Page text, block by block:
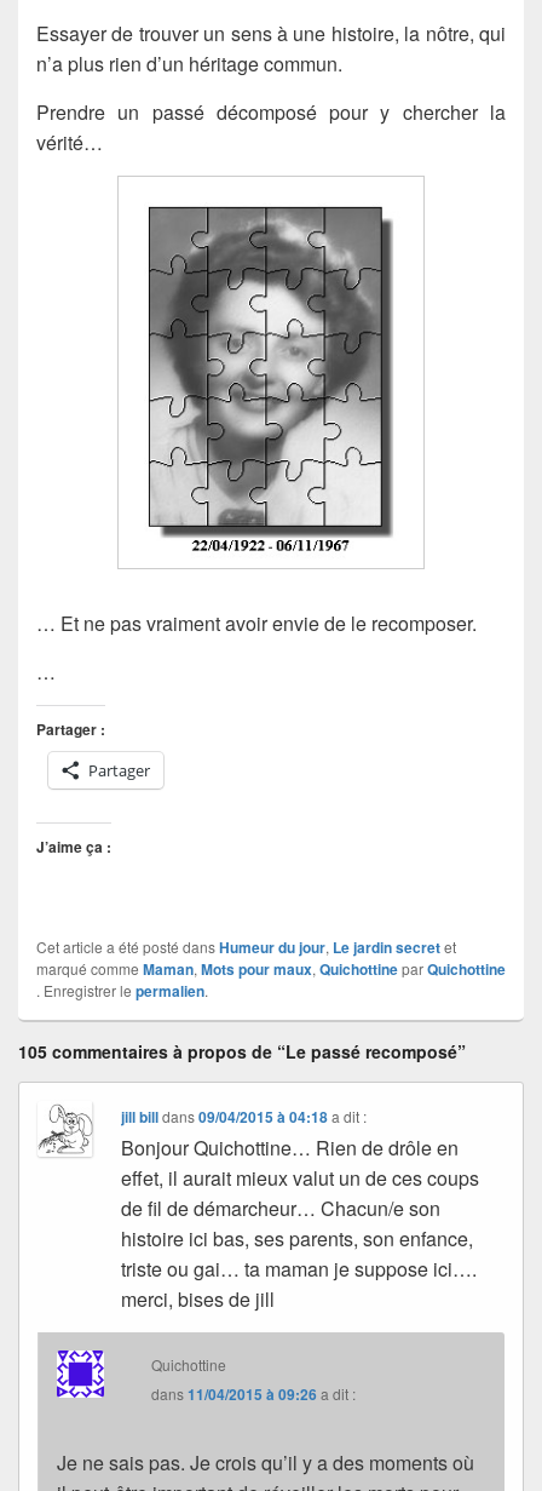
Essayer de trouver un sens à une histoire, la nôtre, qui
n’a plus rien d’un héritage commun.
Prendre un passé décomposé pour y chercher la
vérité…
… Et ne pas vraiment avoir envie de le recomposer.
…
Partager :
Partager
J’aime ça :
Cet article a été posté dansHumeur du jour, Le jardin secretet
marqué comme Maman, Mots pour maux, QuichottineparQuichottine
. Enregistrer le permalien.
105 commentaires à propos de “Le passé recomposé”
jill billdans09/04/2015 à 04:18 a dit :
Bonjour Quichottine… Rien de drôle en
effet, il aurait mieux valut un de ces coups
de fil de démarcheur… Chacun/e son
histoire ici bas, ses parents, son enfance,
triste ou gai… ta maman je suppose ici….
merci, bises de jill
Quichottine
dans11/04/2015 à 09:26a dit :
Je ne sais pas. Je crois qu’il y a des moments où